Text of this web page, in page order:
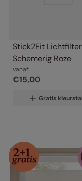
Stick2Fit
Schemerig Roze
vanaf:
€15,00
Gratis